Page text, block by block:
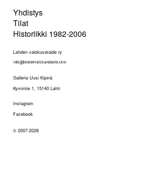
Yhdistys
Tilat
Historiikki 1982-2006
Lahden valokuvataide ry
Galleria Uusi Kipinä
Kymintie 1, 15140 Lahti
Instagram
Facebook
© 2007-2026